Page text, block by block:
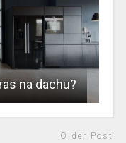
na dachu?
Older Post